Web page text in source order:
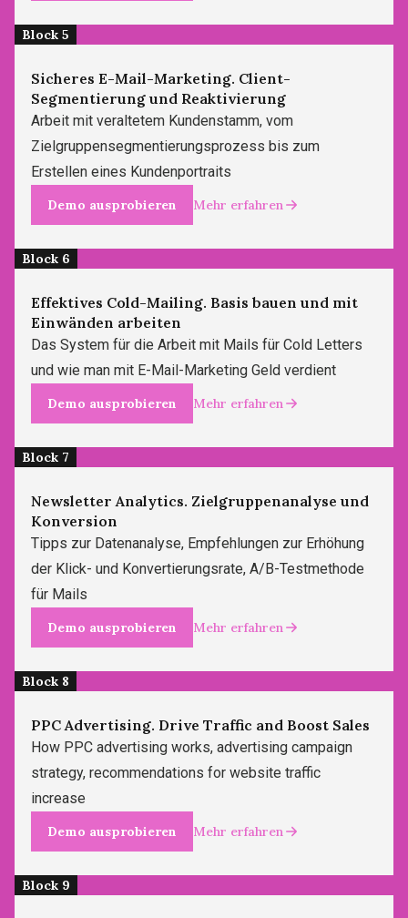
Block 5
Sicheres E-Mail-Marketing. Client-
Segmentierung und Reaktivierung
Arbeit mit veraltetem Kundenstamm, vom
Zielgruppensegmentierungsprozess bis zum
Erstellen eines Kundenportraits
Demo ausprobieren Mehr erfahren
Block 6
Effektives Cold-Mailing. Basis bauen und mit
Einwänden arbeiten
Das System für die Arbeit mit Mails für Cold Letters
und wie man mit E-Mail-Marketing Geld verdient
Demo ausprobieren Mehr erfahren
Block 7
Newsletter Analytics. Zielgruppenanalyse und
Konversion
Tipps zur Datenanalyse, Empfehlungen zur Erhöhung
der Klick- und Konvertierungsrate, A/B-Testmethode
für Mails
Demo ausprobieren Mehr erfahren
Block 8
PPC Advertising. Drive Traffic and Boost Sales
How PPC advertising works, advertising campaign
strategy, recommendations for website traffic
increase
Demo ausprobieren Mehr erfahren
Block 9